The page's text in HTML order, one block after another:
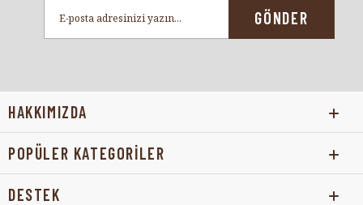
GÖNDER
HAKKIMIZDA
POPÜLER KATEGORİLER
DESTEK